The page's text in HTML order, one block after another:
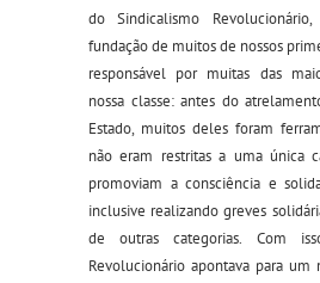
do Sindicalismo
fundação de muitos de nossos
responsável por muitas das
nossa classe: antes do
Estado, muitos deles foram
não eram restritas a uma única
promoviam a consciência e
inclusive realizando greves
de outras categorias. Com
Revolucionário apontava para